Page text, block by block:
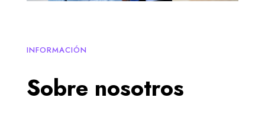
INFORMACIÓN
Sobre nosotros